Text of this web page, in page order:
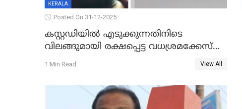
KERALA
Posted On 31-12-2025
കസ്റ്റഡിയിൽ എടുക്കുന്നതിനിടെ
വിലങ്ങുമായി രക്ഷപ്പെട്ട വധശ്രമക്കേസ്
പ്രതി പിടിയിൽ
1 Min Read View All